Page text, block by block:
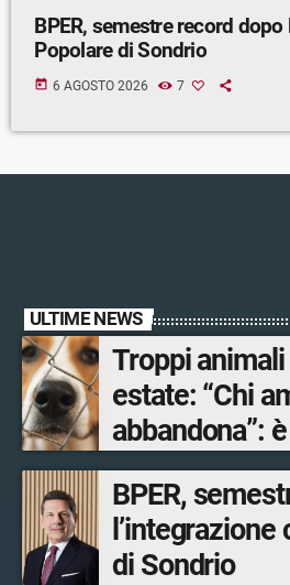
BPER, semestre record dopo
Popolare di Sondrio
today 6 AGOSTO 2026 7
ULTIME NEWS
Troppi
estate: “Chi ama non
abbandona”:
Sistemi verdi
Lombardia
BPER,
di Sondrio